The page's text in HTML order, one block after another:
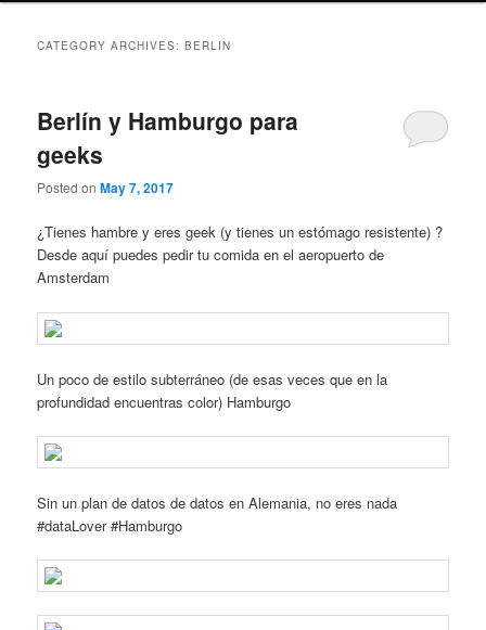
CATEGORY ARCHIVES:BERLIN
Berlín y Hamburgo para
geeks
Posted onMay 7, 2017
¿Tienes hambre y eres geek (y tienes un estómago resistente) ?
Desde aquí puedes pedir tu comida en el aeropuerto de
Amsterdam
Un poco de estilo subterráneo (de esas veces que en la
profundidad encuentras color) Hamburgo
Sin un plan de datos de datos en Alemania, no eres nada
#dataLover #Hamburgo